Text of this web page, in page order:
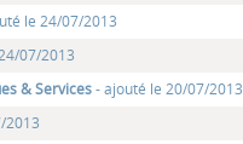
le 24/07/2013
07/2013
& Services- ajouté le 20/07/2013
2013